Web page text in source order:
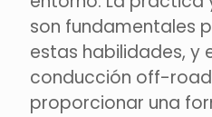
son fundamentales
estas habilidades, y
conducción off-
proporcionar una